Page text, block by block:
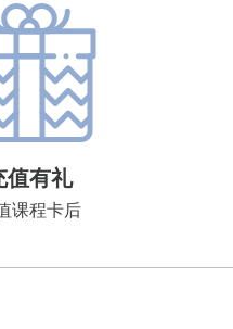
值有礼
课程卡后